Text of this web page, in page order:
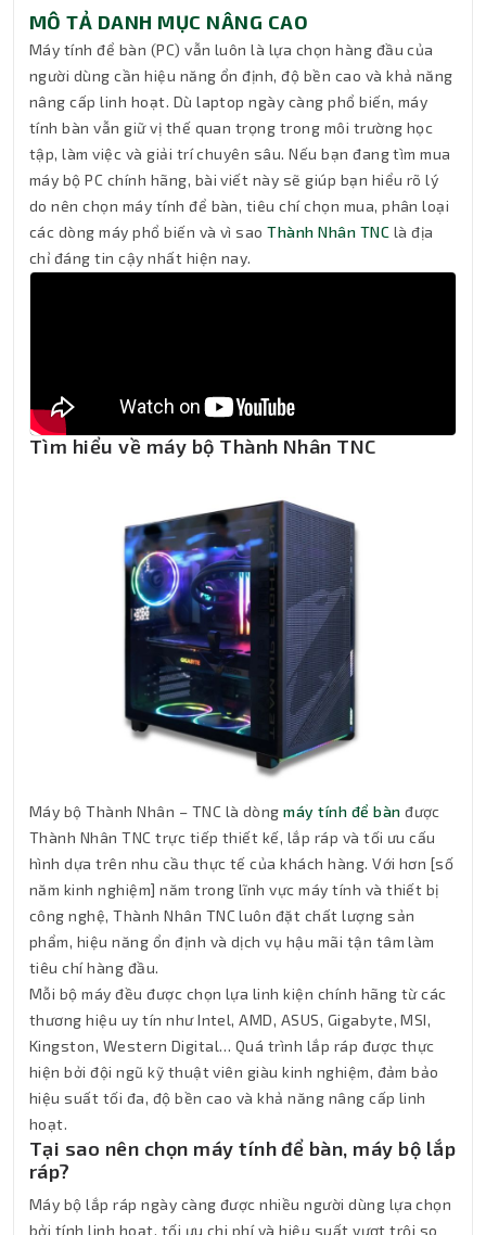
MÔ TẢ DANH MỤC NÂNG CAO
Máy tính để bàn (PC) vẫn luôn là lựa chọn hàng đầu của
người dùng cần hiệu năng ổn định, độ bền cao và khả năng
nâng cấp linh hoạt. Dù laptop ngày càng phổ biến, máy
tính bàn vẫn giữ vị thế quan trọng trong môi trường học
tập, làm việc và giải trí chuyên sâu. Nếu bạn đang tìm mua
máy bộ PC chính hãng, bài viết này sẽ giúp bạn hiểu rõ lý
do nên chọn máy tính để bàn, tiêu chí chọn mua, phân loại
các dòng máy phổ biến và vì saoThành Nhân TNC là địa
chỉ đáng tin cậy nhất hiện nay.
Tìm hiểu về máy bộ Thành Nhân TNC
Máy bộ Thành Nhân – TNC là dòngmáy tính để bàn được
Thành Nhân TNC trực tiếp thiết kế, lắp ráp và tối ưu cấu
hình dựa trên nhu cầu thực tế của khách hàng. Với hơn [số
năm kinh nghiệm] năm trong lĩnh vực máy tính và thiết bị
công nghệ, Thành Nhân TNC luôn đặt chất lượng sản
phẩm, hiệu năng ổn định và dịch vụ hậu mãi tận tâm làm
tiêu chí hàng đầu.
Mỗi bộ máy đều được chọn lựa linh kiện chính hãng từ các
thương hiệu uy tín như Intel, AMD, ASUS, Gigabyte, MSI,
Kingston, Western Digital… Quá trình lắp ráp được thực
hiện bởi đội ngũ kỹ thuật viên giàu kinh nghiệm, đảm bảo
hiệu suất tối đa, độ bền cao và khả năng nâng cấp linh
hoạt.
Tại sao nên chọn máy tính để bàn, máy bộ lắp
ráp?
Máy bộ lắp ráp ngày càng được nhiều người dùng lựa chọn
bởi tính linh hoạt, tối ưu chi phí và hiệu suất vượt trội so